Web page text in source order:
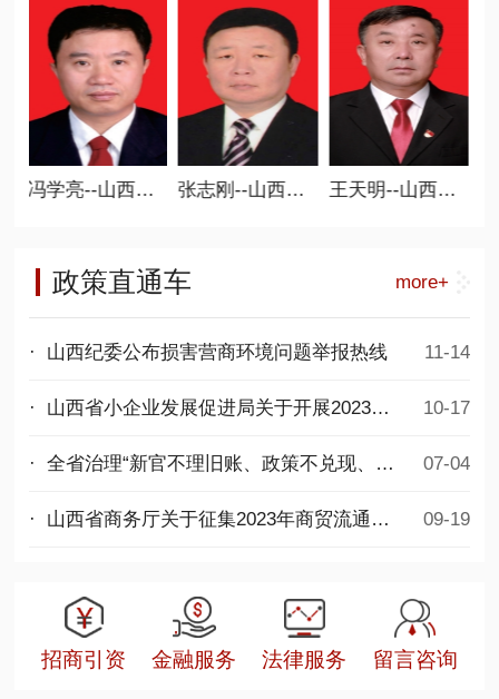
冯学亮--山西省商业联合会常务副会长 党支部书记 张志刚--山西省商业联合会常务副会长 王天明--山西省商业联合会常务副会长
政策直通车 more+
· 山西纪委公布损害营商环境问题举报热线 11-14
· 山西省小企业发展促进局关于开展2023年度第二批专精特新中小企业项目申报工作的通知 10-17
· 全省治理“新官不理旧账、政策不兑现、拖欠民营企业账款”问题专项行动推进会议召开 07-04
· 山西省商务厅关于征集2023年商贸流通发展项目的通知 09-19
招商引资 金融服务 法律服务 留言咨询